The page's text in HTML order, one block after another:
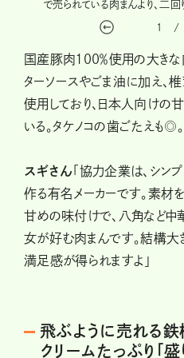
で売られている肉まんより、二回
1
国産豚肉100％使用の大きな
ターソースやごま油に加え、
使用しており、日本人向けの
いる。タケノコの歯ごたえも◎。
スギさん 「協力企業は、シ
作る有名メーカーです。素材
甘めの味付けで、八角など中
女が好む肉まんです。結構大
満足感が得られますよ」
飛ぶように売れる鉄
クリームたっぷり「